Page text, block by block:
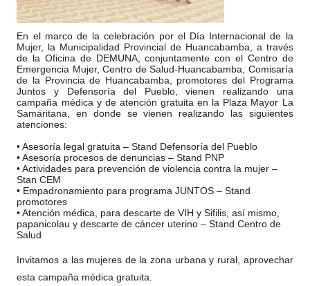
En el marco de la celebración por el Día Internacional de la
Mujer, la Municipalidad Provincial de Huancabamba, a través
de la Oficina de DEMUNA, conjuntamente con el Centro de
Emergencia Mujer, Centro de Salud-Huancabamba, Comisaría
de la Provincia de Huancabamba, promotores del Programa
Juntos y Defensoría del Pueblo, vienen realizando una
campaña médica y de atención gratuita en la Plaza Mayor La
Samaritana, en donde se vienen realizando las siguientes
atenciones:
• Asesoría legal gratuita – Stand Defensoría del Pueblo
• Asesoría procesos de denuncias – Stand PNP
• Actividades para prevención de violencia contra la mujer –
Stan CEM
• Empadronamiento para programa JUNTOS – Stand
promotores
• Atención médica, para descarte de VIH y Sifilis, así mismo,
papanicolau y descarte de cáncer uterino – Stand Centro de
Salud
Invitamos a las mujeres de la zona urbana y rural, aprovechar
esta campaña médica gratuita.